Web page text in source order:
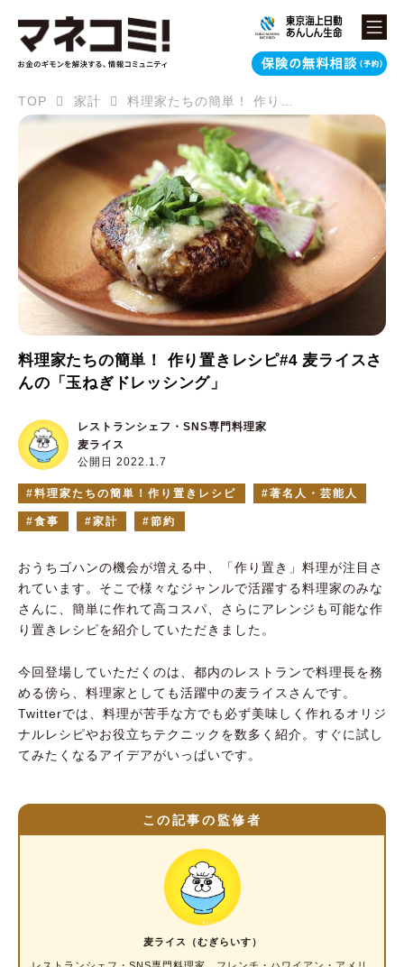
TOP 家計 料理家たちの簡単！ 作り置きレシピ#4 麦ライスさんの「玉ねぎドレッシング」
料理家たちの簡単！ 作り置きレシピ#4 麦ライスさ
んの「玉ねぎドレッシング」
公開日 2022.1.7
レストランシェフ・SNS専門料理家
麦ライス
料理家たちの簡単！作り置きレシピ 著名人・芸能人
食事 家計 節約
おうちゴハンの機会が増える中、「作り置き」料理が注目さ
れています。そこで様々なジャンルで活躍する料理家のみな
さんに、簡単に作れて高コスパ、さらにアレンジも可能な作
り置きレシピを紹介していただきました。
今回登場していただくのは、都内のレストランで料理長を務
める傍ら、料理家としても活躍中の麦ライスさんです。
Twitterでは、料理が苦手な方でも必ず美味しく作れるオリジ
ナルレシピやお役立ちテクニックを数多く紹介。すぐに試し
てみたくなるアイデアがいっぱいです。
この記事の監修者
麦ライス（むぎらいす）